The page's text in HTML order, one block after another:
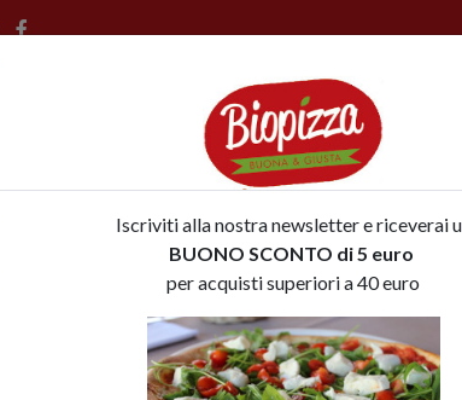
Iscriviti alla nostra newsletter e riceverai
BUONO SCONTO di 5 euro
per acquisti superiori a 40 euro
FOCACCE DICONO DI NOI